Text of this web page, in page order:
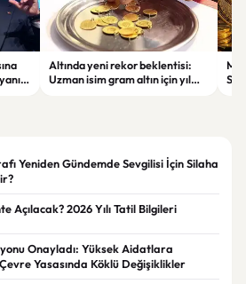
Altında yeni rekor beklentisi:
Uzman isim gram altın için yıl
Yeniden Gündemde Sevgilisi İçin Silaha
Açılacak? 2026 Yılı Tatil Bilgileri
Onayladı: Yüksek Aidatlara
Yasasında Köklü Değişiklikler